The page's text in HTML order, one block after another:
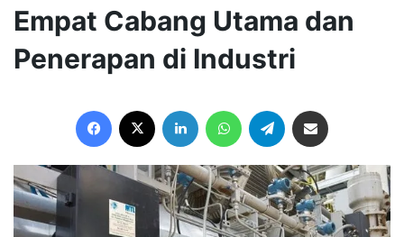
Empat Cabang Utama dan
Penerapan di Industri
Facebook LinkedIn WhatsAppTelegram